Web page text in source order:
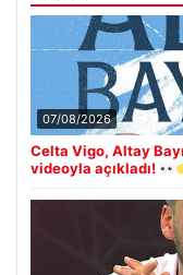
07/08/2026
Celta Vigo, Altay
videoyla açıkladı!